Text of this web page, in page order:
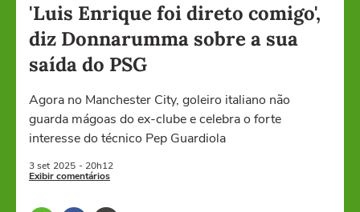
'Luis Enrique foi direto comigo',
diz Donnarumma sobre a sua
saída do PSG
Agora no Manchester City, goleiro italiano não
guarda mágoas do ex-clube e celebra o forte
interesse do técnico Pep Guardiola
3 set 2025 - 20h12
Exibir comentários